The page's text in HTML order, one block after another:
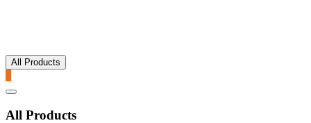
All Products
Catalog
All Products